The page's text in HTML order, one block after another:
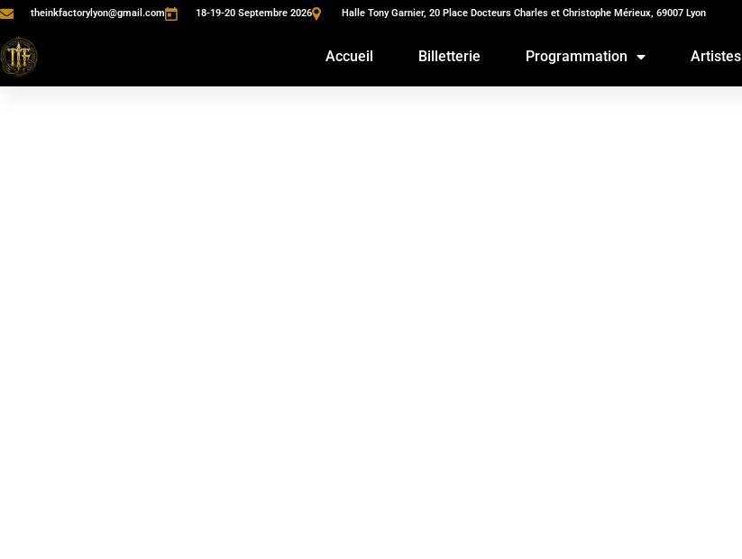
theinkfactorylyon@gmail.com 18-19-20 Septembre 2026 Halle Tony Garnier, 20 Place Docteurs Charles et Christophe Mérieux, 69007 Lyon
Accueil Billetterie Programmation Artistes